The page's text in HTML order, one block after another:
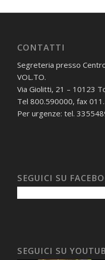
CONTATTI
Segreteria presso
VOL.TO.
Via Giolitti, 21 – 10123
Tel 800.590000, fax
Per urgenze: tel.
SEGUICI SU
SEGUICI SU